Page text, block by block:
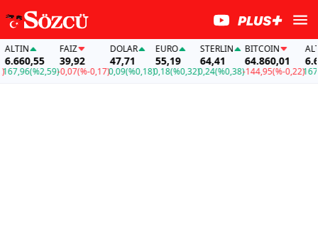
(%2,59)
FAİZ
39,92
-0,07(%-0,17)
DOLAR
47,71
0,09(%0,18)
EURO
55,19
0,18(%0,32)
STERLIN
64,41
0,24(%0,38)
BITCOIN
64.860,01
-144,95(%-0,22)
ALTIN
167,96